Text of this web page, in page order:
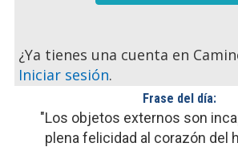
¿Ya tienes una cuenta en
Iniciar sesión.
Frase del día:
"Los objetos externos son
plena felicidad al corazón del